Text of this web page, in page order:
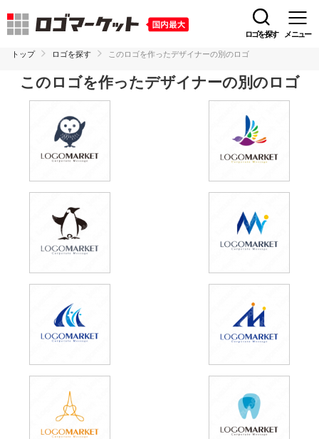
ロゴを探す メニュー
トップ ロゴを探す このロゴを作ったデザイナーの別のロゴ
このロゴを作ったデザイナーの別のロゴ